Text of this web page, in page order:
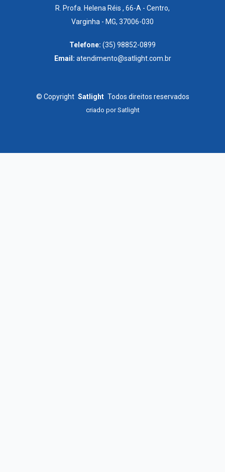
R. Profa. Helena Réis , 66-A - Centro,
Varginha - MG, 37006-030
Telefone: (35) 98852-0899
Email: atendimento@satlight.com.br
© Copyright Satlight Todos direitos reservados
criado porSatlight